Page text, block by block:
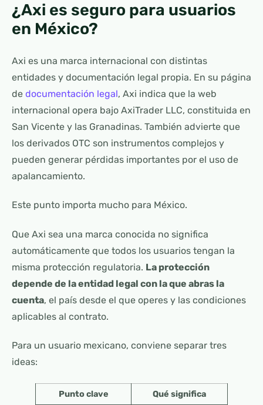
¿Axi es seguro para usuarios
en México?
Axi es una marca internacional con distintas
entidades y documentación legal propia. En su página
de documentación legal, Axi indica que la web
internacional opera bajo AxiTrader LLC, constituida en
San Vicente y las Granadinas. También advierte que
los derivados OTC son instrumentos complejos y
pueden generar pérdidas importantes por el uso de
apalancamiento.
Este punto importa mucho para México.
Que Axi sea una marca conocida no significa
automáticamente que todos los usuarios tengan la
misma protección regulatoria. La protección
depende de la entidad legal con la que abras la
cuenta, el país desde el que operes y las condiciones
aplicables al contrato.
Para un usuario mexicano, conviene separar tres
ideas:
Punto clave Qué significa